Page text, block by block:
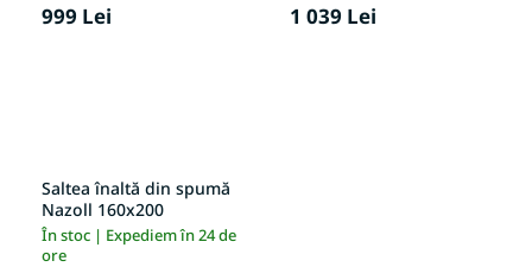
999 Lei 1 039 Lei
Saltea înaltă din spumă
Nazoll 160x200
În stoc | Expediem în 24 de
ore